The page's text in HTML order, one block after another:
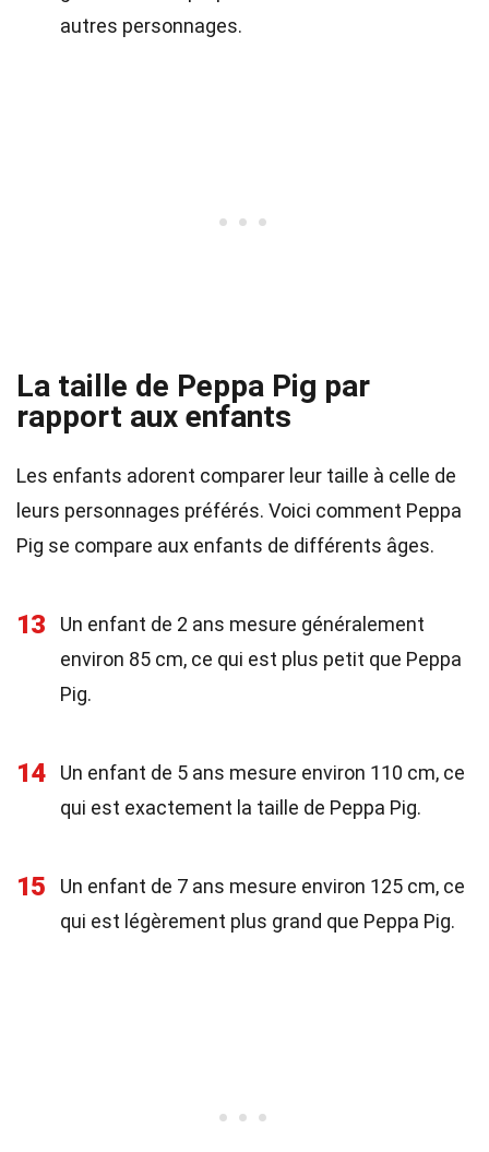
autres personnages.
La taille de Peppa Pig par
rapport aux enfants
Les enfants adorent comparer leur taille à celle de
leurs personnages préférés. Voici comment Peppa
Pig se compare aux enfants de différents âges.
13
Un enfant de 2 ans mesure généralement
environ 85 cm, ce qui est plus petit que Peppa
Pig.
14
Un enfant de 5 ans mesure environ 110 cm, ce
qui est exactement la taille de Peppa Pig.
15
Un enfant de 7 ans mesure environ 125 cm, ce
qui est légèrement plus grand que Peppa Pig.